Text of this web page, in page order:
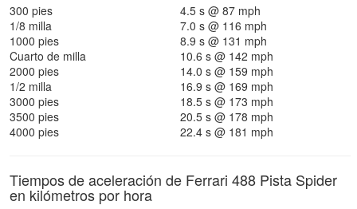
300 pies
4.5 s @ 87 mph
1/8 milla
7.0 s @ 116 mph
1000 pies
8.9 s @ 131 mph
Cuarto de milla
10.6 s @ 142 mph
2000 pies
14.0 s @ 159 mph
1/2 milla
16.9 s @ 169 mph
3000 pies
18.5 s @ 173 mph
3500 pies
20.5 s @ 178 mph
4000 pies
22.4 s @ 181 mph
Tiempos de aceleración de Ferrari 488 Pista Spider
en kilómetros por hora